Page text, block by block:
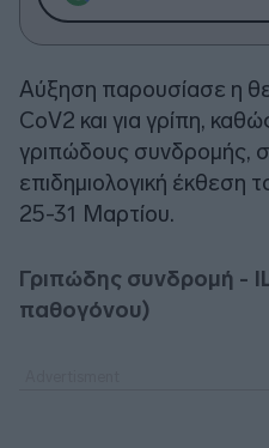
Αύξηση παρουσίασε η
CoV2 και για γρίπη,
γριπώδους συνδρομής,
επιδημιολογική έκθεση
25-31 Μαρτίου.
Γριπώδης συνδρομή -
παθογόνου)